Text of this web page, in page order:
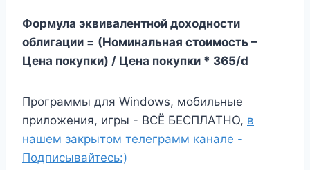
Формула эквивалентной доходности
облигации = (Номинальная стоимость –
Цена покупки) / Цена покупки * 365/d
Программы для Windows, мобильные
приложения, игры - ВСЁ БЕСПЛАТНО, в
нашем закрытом телеграмм канале -
Подписывайтесь:)